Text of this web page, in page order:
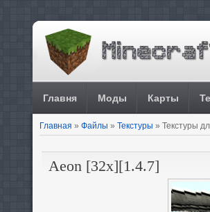
Главня Моды Карты
Главная » Файлы » Текстуры » Текстуры
Aeon [32x][1.4.7]